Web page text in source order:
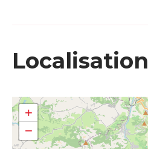
Localisation
+
−